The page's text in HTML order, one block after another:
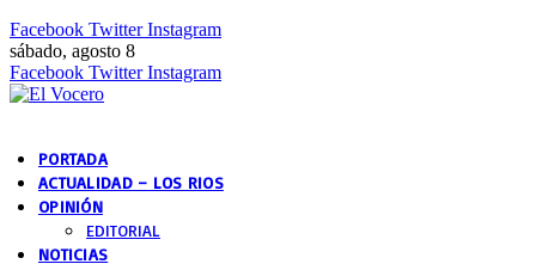
Facebook Twitter Instagram
sábado, agosto 8
Facebook Twitter Instagram
PORTADA
ACTUALIDAD – LOS RIOS
OPINIÓN
EDITORIAL
NOTICIAS